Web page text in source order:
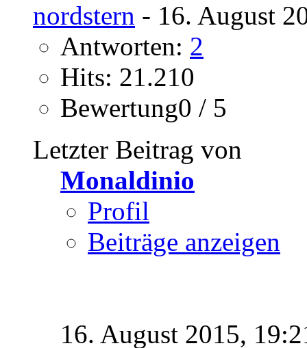
nordstern - 16. August
Antworten: 2
Hits: 21.210
Bewertung0 / 5
Letzter Beitrag von
Monaldinio
Profil
Beiträge anzeigen
16. August 2015,